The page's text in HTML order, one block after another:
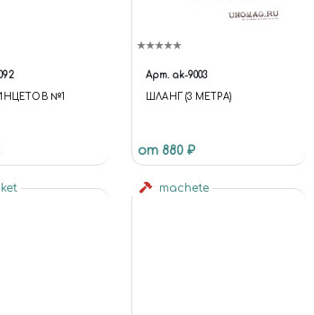
№1
Арт. ak-9003
ШЛАНГ (3 МЕТРА)
от 880 ₽
machete